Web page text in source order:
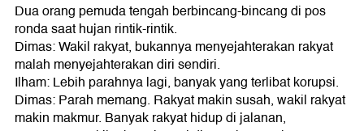
Dua orang pemuda tengah berbincang-bincang di pos
ronda saat hujan rintik-rintik.
Dimas: Wakil rakyat, bukannya menyejahterakan rakyat
malah menyejahterakan diri sendiri.
Ilham: Lebih parahnya lagi, banyak yang terlibat korupsi.
Dimas: Parah memang. Rakyat makin susah, wakil rakyat
makin makmur. Banyak rakyat hidup di jalanan,